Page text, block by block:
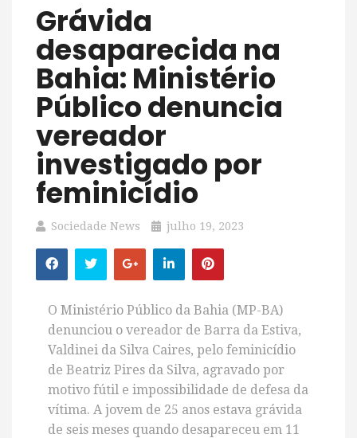
Grávida
desaparecida na
Bahia: Ministério
Público denuncia
vereador
investigado por
feminicídio
Sociedade News julho 19, 2023
O Ministério Público da Bahia (MP-BA)
denunciou o vereador de Barra da Estiva,
Valdinei da Silva Caires, pelo feminicídio
de Beatriz Pires da Silva, agravado por
motivo fútil e impossibilidade de defesa da
vítima. A jovem de 25 anos estava grávida
de seis meses quando desapareceu em 11